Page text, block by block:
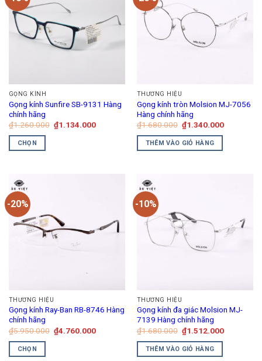
GỌNG KÍNH
Gọng kính Sunfire SB-9131 Hàng
chính hãng
₫1.260.000 Giá
gốc
₫1.134.000Giá
CHỌN
này
có
nhiều
biến
được
chọn
trên
trang
sản
THƯƠNG HIỆU
Gọng kính tròn Molsion MJ-7056
Hàng chính hãng
₫1.680.000 Giá
gốc
là:
₫1.680.000.
₫1.340.000Giá
THÊM VÀO GIỎ HÀNG
-20%
THƯƠNG HIỆU
Gọng kính Ray-Ban RB-8746 Hàng
chính hãng
₫5.950.000 Giá
gốc
₫4.760.000Giá
CHỌN
-10%
THƯƠNG HIỆU
Gọng kính đa giác Molsion MJ-
7139 Hàng chính hãng
₫1.680.000 Giá
gốc
là:
₫1.680.000.
₫1.512.000Giá
THÊM VÀO GIỎ HÀNG